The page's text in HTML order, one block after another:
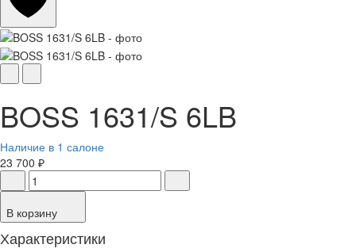
BOSS 1631/S 6LB
Наличие в 1 салоне
23 700 ₽
В корзину
Характеристики